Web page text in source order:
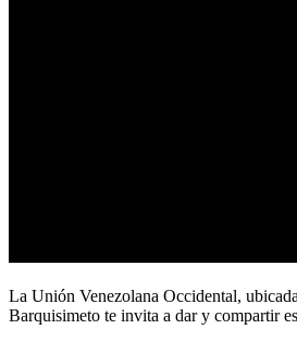
La Unión Venezolana Occidental,
Barquisimeto te invita a dar y compartir